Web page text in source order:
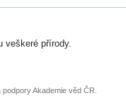
veškeré přírody.
Akademie věd ČR.